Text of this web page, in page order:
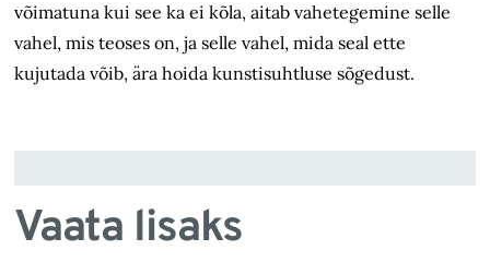
võimatuna kui see ka ei kõla, aitab vahetegemine selle
vahel, mis teoses on, ja selle vahel, mida seal ette
kujutada võib, ära hoida kunstisuhtluse sõgedust.
Vaata lisaks